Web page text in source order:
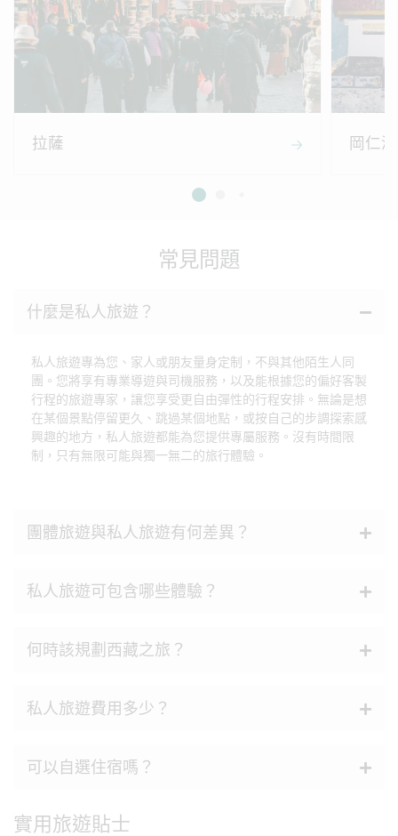
拉薩 岡仁
常見問題
什麼是私人旅遊？
私人旅遊專為您、家人或朋友量身定制，不與其他陌生人同
團。您將享有專業導遊與司機服務，以及能根據您的偏好客製
行程的旅遊專家，讓您享受更自由彈性的行程安排。無論是想
在某個景點停留更久、跳過某個地點，或按自己的步調探索感
興趣的地方，私人旅遊都能為您提供專屬服務。沒有時間限
制，只有無限可能與獨一無二的旅行體驗。
團體旅遊與私人旅遊有何差異？
私人旅遊可包含哪些體驗？
何時該規劃西藏之旅？
私人旅遊費用多少？
可以自選住宿嗎？
實用旅遊貼士